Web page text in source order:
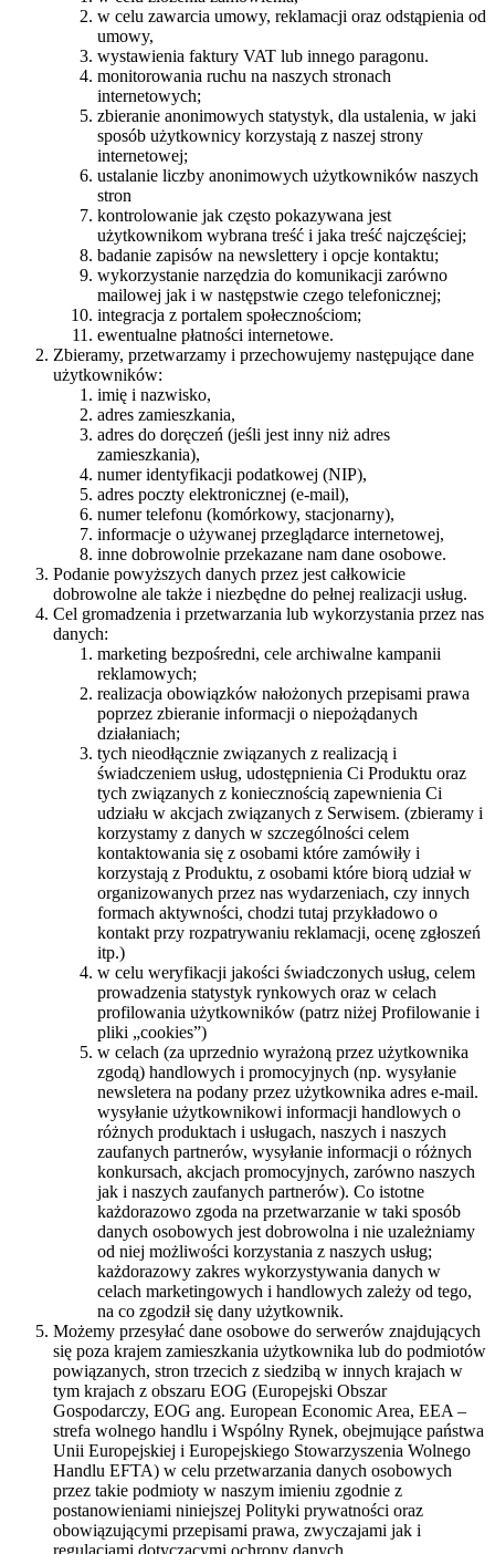
w celu zawarcia umowy, reklamacji oraz odstąpienia od
umowy,
wystawienia faktury VAT lub innego paragonu.
monitorowania ruchu na naszych stronach
internetowych;
zbieranie anonimowych statystyk, dla ustalenia, w jaki
sposób użytkownicy korzystają z naszej strony
internetowej;
ustalanie liczby anonimowych użytkowników naszych
stron
kontrolowanie jak często pokazywana jest
użytkownikom wybrana treść i jaka treść najczęściej;
badanie zapisów na newslettery i opcje kontaktu;
wykorzystanie narzędzia do komunikacji zarówno
mailowej jak i w następstwie czego telefonicznej;
integracja z portalem społecznościom;
ewentualne płatności internetowe.
Zbieramy, przetwarzamy i przechowujemy następujące dane
użytkowników:
imię i nazwisko,
adres zamieszkania,
adres do doręczeń (jeśli jest inny niż adres
zamieszkania),
numer identyfikacji podatkowej (NIP),
adres poczty elektronicznej (e-mail),
numer telefonu (komórkowy, stacjonarny),
informacje o używanej przeglądarce internetowej,
inne dobrowolnie przekazane nam dane osobowe.
Podanie powyższych danych przez jest całkowicie
dobrowolne ale także i niezbędne do pełnej realizacji usług.
Cel gromadzenia i przetwarzania lub wykorzystania przez nas
danych:
marketing bezpośredni, cele archiwalne kampanii
reklamowych;
realizacja obowiązków nałożonych przepisami prawa
poprzez zbieranie informacji o niepożądanych
działaniach;
tych nieodłącznie związanych z realizacją i
świadczeniem usług, udostępnienia Ci Produktu oraz
tych związanych z koniecznością zapewnienia Ci
udziału w akcjach związanych z Serwisem. (zbieramy i
korzystamy z danych w szczególności celem
kontaktowania się z osobami które zamówiły i
korzystają z Produktu, z osobami które biorą udział w
organizowanych przez nas wydarzeniach, czy innych
formach aktywności, chodzi tutaj przykładowo o
kontakt przy rozpatrywaniu reklamacji, ocenę zgłoszeń
itp.)
w celu weryfikacji jakości świadczonych usług, celem
prowadzenia statystyk rynkowych oraz w celach
profilowania użytkowników (patrz niżej Profilowanie i
pliki „cookies”)
w celach (za uprzednio wyrażoną przez użytkownika
zgodą) handlowych i promocyjnych (np. wysyłanie
newsletera na podany przez użytkownika adres e-mail.
wysyłanie użytkownikowi informacji handlowych o
różnych produktach i usługach, naszych i naszych
zaufanych partnerów, wysyłanie informacji o różnych
konkursach, akcjach promocyjnych, zarówno naszych
jak i naszych zaufanych partnerów). Co istotne
każdorazowo zgoda na przetwarzanie w taki sposób
danych osobowych jest dobrowolna i nie uzależniamy
od niej możliwości korzystania z naszych usług;
każdorazowy zakres wykorzystywania danych w
celach marketingowych i handlowych zależy od tego,
na co zgodził się dany użytkownik.
Możemy przesyłać dane osobowe do serwerów znajdujących
się poza krajem zamieszkania użytkownika lub do podmiotów
powiązanych, stron trzecich z siedzibą w innych krajach w
tym krajach z obszaru EOG (Europejski Obszar
Gospodarczy, EOG ang. European Economic Area, EEA –
strefa wolnego handlu i Wspólny Rynek, obejmujące państwa
Unii Europejskiej i Europejskiego Stowarzyszenia Wolnego
Handlu EFTA) w celu przetwarzania danych osobowych
przez takie podmioty w naszym imieniu zgodnie z
postanowieniami niniejszej Polityki prywatności oraz
obowiązującymi przepisami prawa, zwyczajami jak i